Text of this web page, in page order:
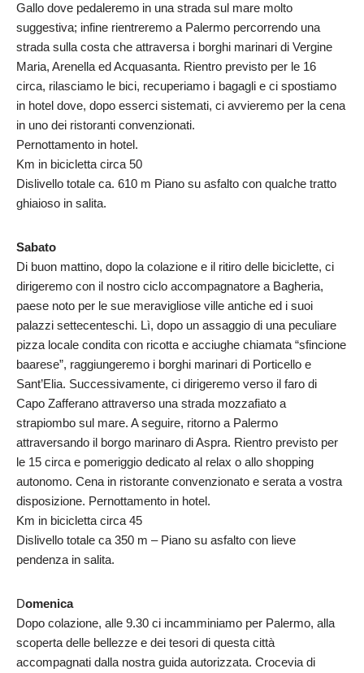
Gallo dove pedaleremo in una strada sul mare molto
suggestiva; infine rientreremo a Palermo percorrendo una
strada sulla costa che attraversa i borghi marinari di Vergine
Maria, Arenella ed Acquasanta. Rientro previsto per le 16
circa, rilasciamo le bici, recuperiamo i bagagli e ci spostiamo
in hotel dove, dopo esserci sistemati, ci avvieremo per la cena
in uno dei ristoranti convenzionati.
Pernottamento in hotel.
Km in bicicletta circa 50
Dislivello totale ca. 610 m Piano su asfalto con qualche tratto
ghiaioso in salita.
Sabato
Di buon mattino, dopo la colazione e il ritiro delle biciclette, ci
dirigeremo con il nostro ciclo accompagnatore a Bagheria,
paese noto per le sue meravigliose ville antiche ed i suoi
palazzi settecenteschi. Lì, dopo un assaggio di una peculiare
pizza locale condita con ricotta e acciughe chiamata “sfincione
baarese”, raggiungeremo i borghi marinari di Porticello e
Sant’Elia. Successivamente, ci dirigeremo verso il faro di
Capo Zafferano attraverso una strada mozzafiato a
strapiombo sul mare. A seguire, ritorno a Palermo
attraversando il borgo marinaro di Aspra. Rientro previsto per
le 15 circa e pomeriggio dedicato al relax o allo shopping
autonomo. Cena in ristorante convenzionato e serata a vostra
disposizione. Pernottamento in hotel.
Km in bicicletta circa 45
Dislivello totale ca 350 m – Piano su asfalto con lieve
pendenza in salita.
Domenica
Dopo colazione, alle 9.30 ci incamminiamo per Palermo, alla
scoperta delle bellezze e dei tesori di questa città
accompagnati dalla nostra guida autorizzata. Crocevia di